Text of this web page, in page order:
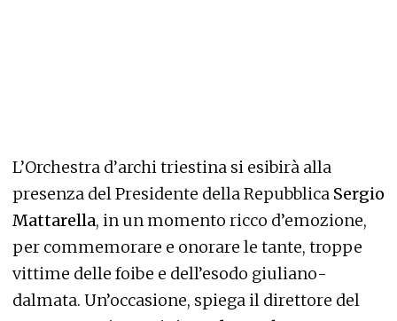
L’Orchestra d’archi triestina si esibirà alla
presenza del Presidente della Repubblica Sergio
Mattarella, in un momento ricco d’emozione,
per commemorare e onorare le tante, troppe
vittime delle foibe e dell’esodo giuliano-
dalmata. Un’occasione, spiega il direttore del